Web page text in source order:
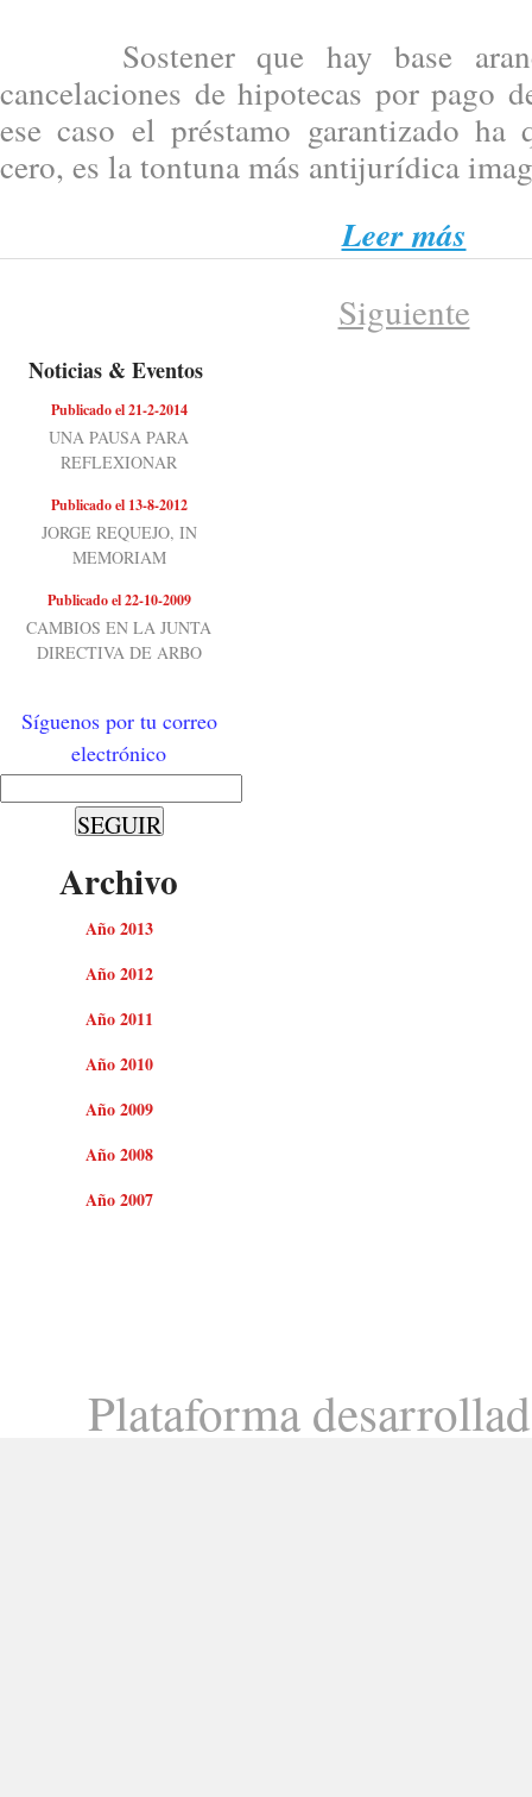
Sostener que hay base
cancelaciones de hipotecas por pago
ese caso el préstamo garantizado ha
cero, es la tontuna más antijurídica
Leer más
Siguiente
Noticias & Eventos
Publicado el 21-2-2014
UNA PAUSA PARA
REFLEXIONAR
Publicado el 13-8-2012
JORGE REQUEJO, IN
MEMORIAM
Publicado el 22-10-2009
CAMBIOS EN LA JUNTA
DIRECTIVA DE ARBO
Síguenos por tu correo
electrónico
Archivo
Año 2013
Año 2012
Año 2011
Año 2010
Año 2009
Año 2008
Año 2007
Plataforma